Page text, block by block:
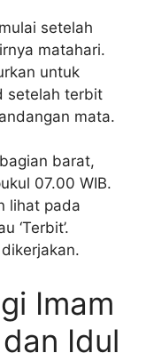
setelah
matahari.
untuk
setelah terbit
mata.
barat,
07.00 WIB.
lihat pada
‘Terbit’.
Imam
Idul